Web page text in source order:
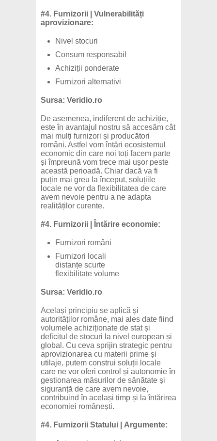
#4. Furnizorii | Vulnerabilități
aprovizionare:
Nivel stocuri
Consum responsabil
Achiziții ponderate
Furnizori alternativi
Sursa: Veridio.ro
De asemenea, indiferent de achiziție,
este în avantajul nostru să accesăm cât
mai mulți furnizori și producători
români. Astfel vom întări ecosistemul
economic din care noi toți facem parte
și împreună vom trece mai ușor peste
această perioadă. Chiar dacă va fi
puțin mai greu la început, soluțiile
locale ne vor da flexibilitatea de care
avem nevoie pentru a ne adapta
realităților curente.
#4. Furnizorii | Întărire economie:
Furnizori români
Furnizori locali
distanțe scurte
flexibilitate volume
Sursa: Veridio.ro
Același principiu se aplică și
autorităților române, mai ales date fiind
volumele achiziționate de stat și
deficitul de stocuri la nivel european și
global. Cu ceva sprijin strategic pentru
aprovizionarea cu materii prime și
utilaje, putem construi soluții locale
care ne vor oferi control și autonomie în
gestionarea măsurilor de sănătate și
siguranță de care avem nevoie,
contribuind în același timp și la întărirea
economiei românești.
#4. Furnizorii Statului | Argumente: